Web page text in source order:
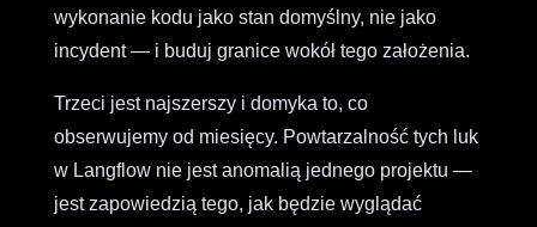
wykonanie kodu jako stan domyślny, nie jako
incydent — i buduj granice wokół tego założenia.
Trzeci jest najszerszy i domyka to, co
obserwujemy od miesięcy. Powtarzalność tych luk
w Langflow nie jest anomalią jednego projektu —
jest zapowiedzią tego, jak będzie wyglądać